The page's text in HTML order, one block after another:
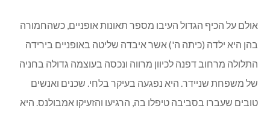
אולם על הכיף הגדול העיבו מספר תאונות אופניים, כשהחמורה
בהן היא ילדה (כיתה ה') אשר איבדה שליטה באופניים בירידה
התלולה מרחוב דפנה לכיוון מרווה ונכסה בעוצמה גדולה בחניה
של משפחת שניידר. היא נפגעה בעיקר בלחי. שכנים ואנשים
טובים שעברו בסביבה טיפלו בה, הרגיעו והזעיקו אמבולנס. היא